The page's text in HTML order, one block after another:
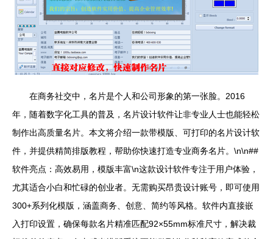
在商务社交中，名片是个人和公司形象的第一张脸。2016
年，随着数字化工具的普及，名片设计软件让非专业人士也能轻松
制作出高质量名片。本文将介绍一款带模版、可打印的名片设计软
件，并提供精简排版教程，帮助你快速打造专业商务名片。\n\n##
软件亮点：高效易用，模版丰富\n这款设计软件专注于用户体验，
尤其适合小白和忙碌的创业者。无需购买昂贵设计账号，即可使用
300+系列化模版，涵盖商务、创意、简约等风格。软件内直接嵌
入打印设置，确保每款名片精准匹配92×55mm标准尺寸，解决裁